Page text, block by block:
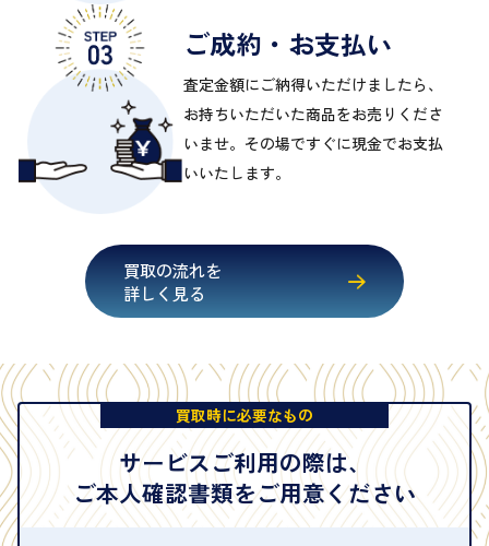
ご成約・お支払い
査定金額にご納得いただけましたら、
お持ちいただいた商品をお売りくださ
いませ。その場ですぐに現金でお支払
いいたします。
買取の流れを
詳しく見る
買取時に必要なもの
サービスご利用の際は、
ご本人確認書類をご用意ください